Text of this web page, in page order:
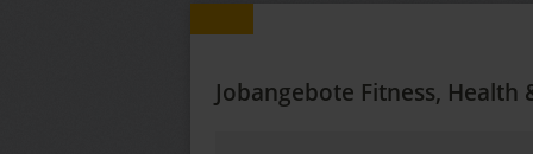
Jobangebote Fitness, Health